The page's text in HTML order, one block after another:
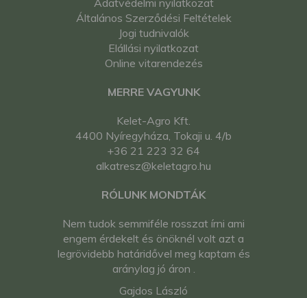
Adatvédelmi nyilatkozat
Általános Szerződési Feltételek
Jogi tudnivalók
Elállási nyilatkozat
Online vitarendezés
MERRE VAGYUNK
Kelet-Agro Kft.
4400 Nyíregyháza, Tokaji u. 4/b
+36 21 223 32 64
alkatresz@keletagro.hu
RÓLUNK MONDTÁK
Nem tudok semmiféle rosszat írni ami
engem érdekelt és önöknél volt azt a
legrövidebb határidővel meg kaptam és
aránylag jó áron .
Gajdos László